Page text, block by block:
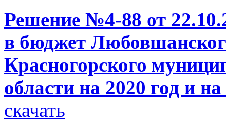
Решение №4-88 от
в бюджет
Красногорского
области на 2020 год и
скачать